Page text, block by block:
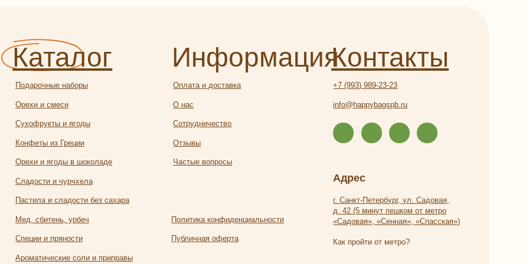
из Греции
и ягоды в шоколаде
сбитень, урбеч
Частые вопросы
Политика конфиденциальности
Публичная оферта
сайта:
Лесневская
д. 42 (5 минут пешком от метро
Как пройти от метро?
Ежедневно с 9:00 до 21:00
и пряности
соли и приправы
и кофе
чай и травы